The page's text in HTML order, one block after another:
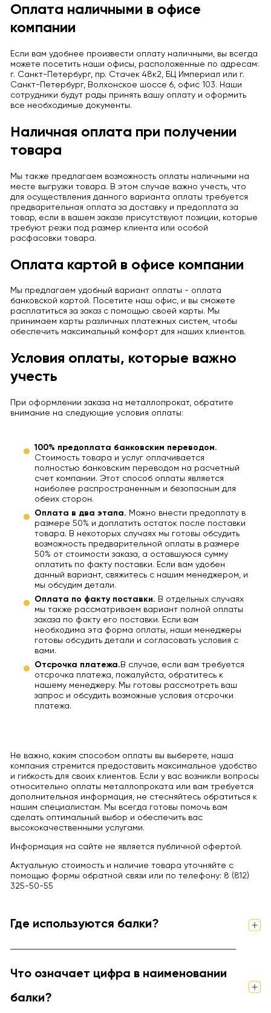
Оплата наличными в офисе
компании
Если вам удобнее произвести оплату наличными, вы всегда
можете посетить наши офисы, расположенные по адресам:
г. Санкт-Петербург, пр. Стачек 48к2, БЦ Империал или г.
Санкт-Петербург, Волхонское шоссе 6, офис 103. Наши
сотрудники будут рады принять вашу оплату и оформить
все необходимые документы.
Наличная оплата при получении
товара
Мы также предлагаем возможность оплаты наличными на
месте выгрузки товара. В этом случае важно учесть, что
для осуществления данного варианта оплаты требуется
предварительная оплата за доставку и предоплата за
товар, если в вашем заказе присутствуют позиции, которые
требуют резки под размер клиента или особой
расфасовки товара.
Оплата картой в офисе компании
Мы предлагаем удобный вариант оплаты - оплата
банковской картой. Посетите наш офис, и вы сможете
расплатиться за заказ с помощью своей карты. Мы
принимаем карты различных платежных систем, чтобы
обеспечить максимальный комфорт для наших клиентов.
Условия оплаты, которые важно
учесть
При оформлении заказа на металлопрокат, обратите
внимание на следующие условия оплаты:
100% предоплата банковским переводом.
Стоимость товара и услуг оплачивается
полностью банковским переводом на расчетный
счет компании. Этот способ оплаты является
наиболее распространенным и безопасным для
обеих сторон.
Оплата в два этапа. Можно внести предоплату в
размере 50% и доплатить остаток после поставки
товара. В некоторых случаях мы готовы обсудить
возможность предварительной оплаты в размере
50% от стоимости заказа, а оставшуюся сумму
оплатить по факту поставки. Если вам удобен
данный вариант, свяжитесь с нашим менеджером, и
мы обсудим детали.
Оплата по факту поставки. В отдельных случаях
мы также рассматриваем вариант полной оплаты
заказа по факту его поставки. Если вам
необходима эта форма оплаты, наши менеджеры
готовы обсудить детали и согласовать условия с
вами.
Отсрочка платежа. В случае, если вам требуется
отсрочка платежа, пожалуйста, обратитесь к
нашему менеджеру. Мы готовы рассмотреть ваш
запрос и обсудить возможные условия отсрочки
платежа.
Не важно, каким способом оплаты вы выберете, наша
компания стремится предоставить максимальное удобство
и гибкость для своих клиентов. Если у вас возникли вопросы
относительно оплаты металлопроката или вам требуется
дополнительная информация, не стесняйтесь обратиться к
нашим специалистам. Мы всегда готовы помочь вам
сделать оптимальный выбор и обеспечить вас
высококачественными услугами.
Информация на сайте не является публичной офертой.
Актуальную стоимость и наличие товара уточняйте с
помощью формы обратной связи или по телефону: 8 (812)
325-50-55
Где используются балки?
Что означает цифра в наименовании
балки?